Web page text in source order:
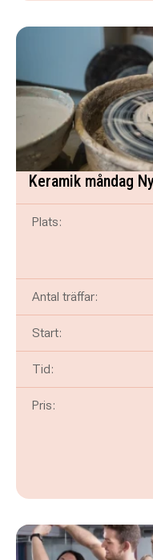
Keramik måndag
Plats:
Antal träffar:
Start:
Tid:
Pris: